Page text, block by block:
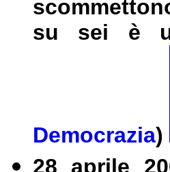
su sei è
Democrazia)
28 aprile